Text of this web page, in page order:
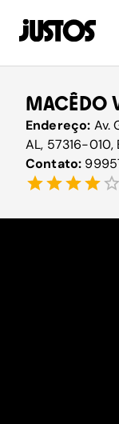
MACÊDO
Endereço: Av.
AL, 57316-010,
Contato: